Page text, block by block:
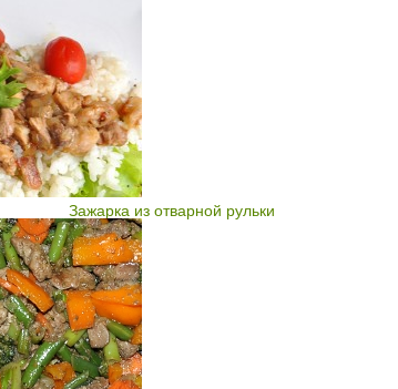
Зажарка из отварной рульки